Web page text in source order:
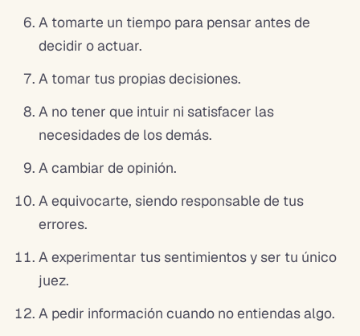
A tomarte un tiempo para pensar antes de
decidir o actuar.
A tomar tus propias decisiones.
A no tener que intuir ni satisfacer las
necesidades de los demás.
A cambiar de opinión.
A equivocarte, siendo responsable de tus
errores.
A experimentar tus sentimientos y ser tu único
juez.
A pedir información cuando no entiendas algo.